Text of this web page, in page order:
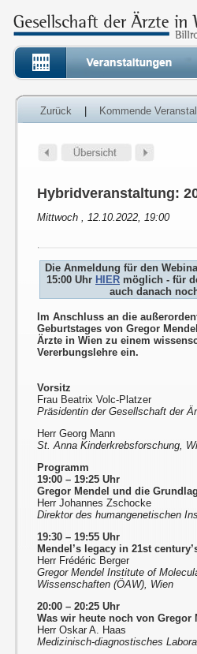
Zurück Kommende
Hybridveranstaltung:
Mittwoch , 12.10.2022, 19:00
Die Anmeldung für den
15:00 Uhr HIER möglich - für
auch danach
Im Anschluss an die
Geburtstages von Gregor
Ärzte in Wien zu einem
Vererbungslehre ein.
Vorsitz
Frau Beatrix Volc-Platzer
Präsidentin der Gesellschaft der
Herr Georg Mann
St. Anna Kinderkrebsforschung,
Programm
19:00 – 19:25 Uhr
Gregor Mendel und die
Herr Johannes Zschocke
Direktor des humangenetischen
19:30 – 19:55 Uhr
Mendel’s legacy in 21st
Herr Frédéric Berger
Gregor Mendel Institute of
Wissenschaften (ÖAW), Wien
20:00 – 20:25 Uhr
Was wir heute noch von Gregor
Herr Oskar A. Haas
Medizinisch-diagnostisches